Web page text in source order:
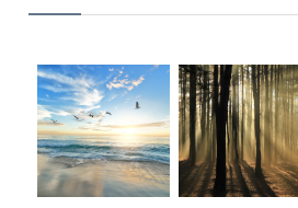
三陸椿物語
お問い合わせ
法人のお客様はこちら